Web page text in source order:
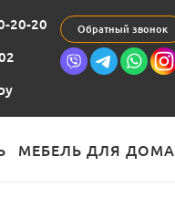
20-20 Обратный звонок
МЕБЕЛЬ ДЛЯ ДОМА